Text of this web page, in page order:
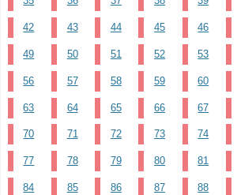
42 43 44 45 46
49 50 51 52 53
56 57 58 59 60
63 64 65 66 67
70 71 72 73 74
77 78 79 80 81
84 85 86 87 88